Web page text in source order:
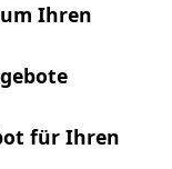
Ihren
für Ihren